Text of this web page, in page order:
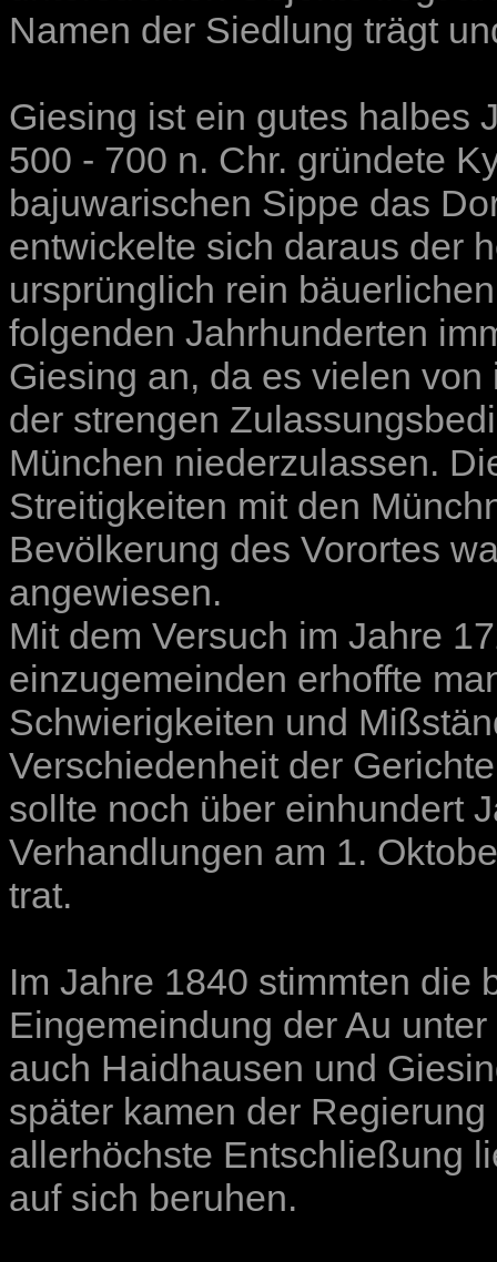
Namen der Siedlung trägt
Giesing ist ein gutes halbes
500 - 700 n. Chr. gründete
bajuwarischen Sippe das
entwickelte sich daraus der
ursprünglich rein
folgenden Jahrhunderten
Giesing an, da es vielen
der strengen
München niederzulassen.
Streitigkeiten mit den
Bevölkerung des Vorortes
angewiesen.
Mit dem Versuch im Jahre
einzugemeinden erhoffte
Schwierigkeiten und
Verschiedenheit der
sollte noch über einhundert
Verhandlungen am 1.
trat.
Im Jahre 1840 stimmten die
Eingemeindung der Au
auch Haidhausen und
später kamen der
allerhöchste Entschließung
auf sich beruhen.